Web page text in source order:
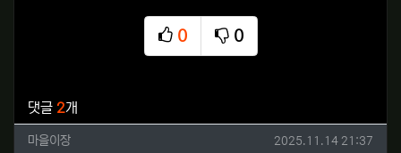
0
추천
0
비추천
댓글 2개
마을이장님의 댓글
마을이장 작성일
2025.11.14 21:37